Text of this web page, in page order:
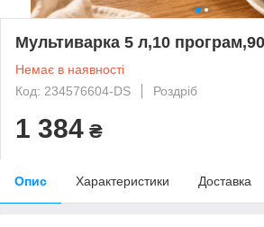
Мультиварка 5 л,10
Немає в наявності
Код: 234576604-DS
Роздріб
1 384 ₴
Опис Характеристики Доставка